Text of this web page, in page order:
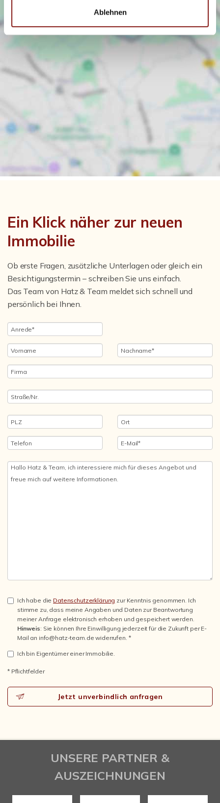
Ablehnen
Ein Klick näher zur neuen
Immobilie
Ob erste Fragen, zusätzliche Unterlagen oder gleich ein
Besichtigungstermin – schreiben Sie uns einfach.
Das Team von Hatz & Team meldet sich schnell und
persönlich bei Ihnen.
Ich habe die Datenschutzerklärung zur Kenntnis genommen. Ich
stimme zu, dass meine Angaben und Daten zur Beantwortung
meiner Anfrage elektronisch erhoben und gespeichert werden.
Hinweis: Sie können Ihre Einwilligung jederzeit für die Zukunft per E-
Mail an info@hatz-team.de widerrufen. *
Ich bin Eigentümer einer Immobilie.
* Pflichtfelder
Jetzt unverbindlich anfragen
UNSERE PARTNER &
AUSZEICHNUNGEN